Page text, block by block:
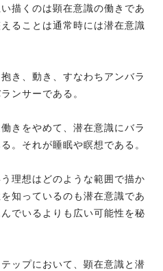
描くのは顕在意識の働きであ
ることは通常時には潜在意識
き、動き、すなわちアンバラ
ンサーである。
きをやめて、潜在意識にバラ
。それが睡眠や瞑想である。
理想はどのような範囲で描か
知っているのも潜在意識であ
でいるよりも広い可能性を秘
ップにおいて、顕在意識と潜